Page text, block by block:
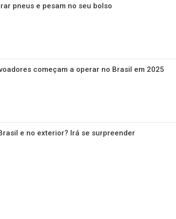
pneus e pesam no seu bolso
começam a operar no Brasil em 2025
e no exterior? Irá se surpreender